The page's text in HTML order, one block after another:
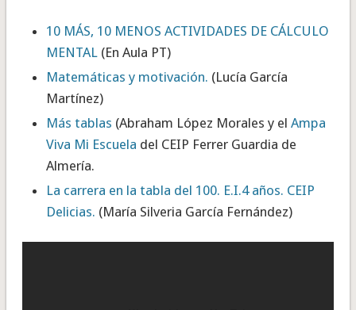
10 MÁS, 10 MENOS ACTIVIDADES DE CÁLCULO
MENTAL(En Aula PT)
Matemáticas y motivación. (Lucía García
Martínez)
Más tablas (Abraham López Morales y el Ampa
Viva Mi Escuela del CEIP Ferrer Guardia de
Almería.
La carrera en la tabla del 100. E.I.4 años. CEIP
Delicias. (María Silveria García Fernández)